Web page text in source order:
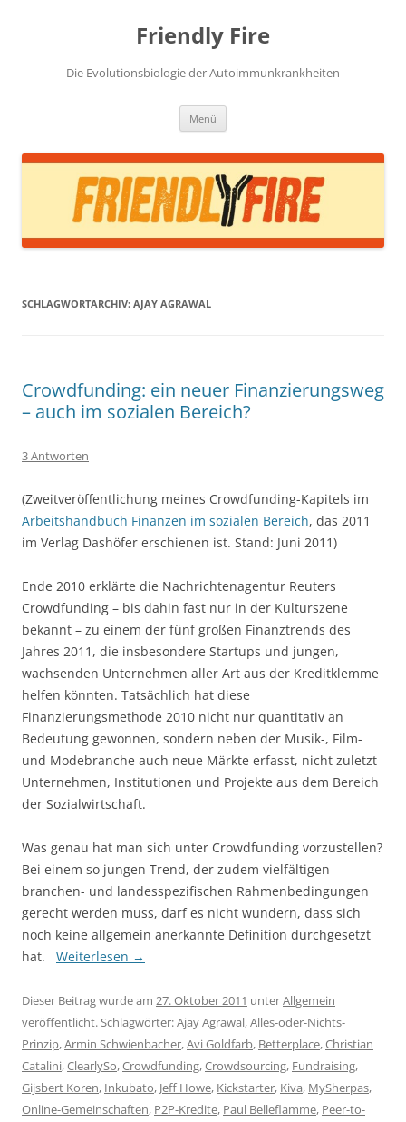
Friendly Fire
Die Evolutionsbiologie der Autoimmunkrankheiten
Menü
SCHLAGWORTARCHIV: AJAY AGRAWAL
Crowdfunding: ein neuer Finanzierungsweg
– auch im sozialen Bereich?
3 Antworten
(Zweitveröffentlichung meines Crowdfunding-Kapitels im
Arbeitshandbuch Finanzen im sozialen Bereich, das 2011
im Verlag Dashöfer erschienen ist. Stand: Juni 2011)
Ende 2010 erklärte die Nachrichtenagentur Reuters
Crowdfunding – bis dahin fast nur in der Kulturszene
bekannt – zu einem der fünf großen Finanztrends des
Jahres 2011, die insbesondere Startups und jungen,
wachsenden Unternehmen aller Art aus der Kreditklemme
helfen könnten. Tatsächlich hat diese
Finanzierungsmethode 2010 nicht nur quantitativ an
Bedeutung gewonnen, sondern neben der Musik-, Film-
und Modebranche auch neue Märkte erfasst, nicht zuletzt
Unternehmen, Institutionen und Projekte aus dem Bereich
der Sozialwirtschaft.
Was genau hat man sich unter Crowdfunding vorzustellen?
Bei einem so jungen Trend, der zudem vielfältigen
branchen- und landesspezifischen Rahmenbedingungen
gerecht werden muss, darf es nicht wundern, dass sich
noch keine allgemein anerkannte Definition durchgesetzt
hat. Weiterlesen →
Dieser Beitrag wurde am 27. Oktober 2011 unterAllgemein
veröffentlicht. Schlagwörter:Ajay Agrawal,Alles-oder-Nichts-
Prinzip,Armin Schwienbacher,Avi Goldfarb, Betterplace,Christian
Catalini,ClearlySo,Crowdfunding,Crowdsourcing, Fundraising,
Gijsbert Koren, Inkubato, Jeff Howe, Kickstarter, Kiva, MySherpas,
Online-Gemeinschaften, P2P-Kredite, Paul Belleflamme, Peer-to-